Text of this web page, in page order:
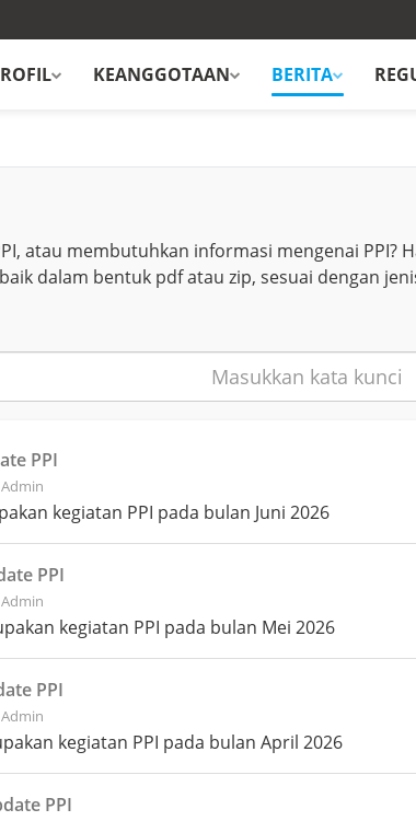
KEANGGOTAAN BERITA
atau membutuhkan informasi mengenai PPI?
baik dalam bentuk pdf atau zip, sesuai dengan
PPI
kegiatan PPI pada bulan Juni 2026
PPI
kegiatan PPI pada bulan Mei 2026
PPI
kegiatan PPI pada bulan April 2026
PPI